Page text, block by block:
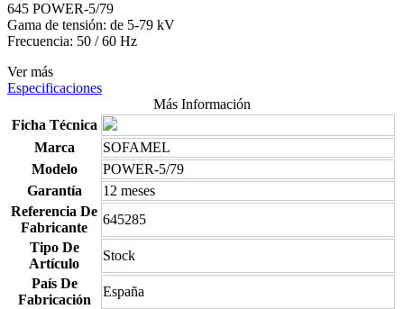
645 POWER-5/79
Gama de tensión: de 5-79 kV
Frecuencia: 50 / 60 Hz
Ver más
Especificaciones
Más Información
Ficha Técnica
Marca
SOFAMEL
Modelo
POWER-5/79
Garantía
12 meses
Referencia De
Fabricante
645285
Tipo De
Artículo
Stock
País De
Fabricación
España